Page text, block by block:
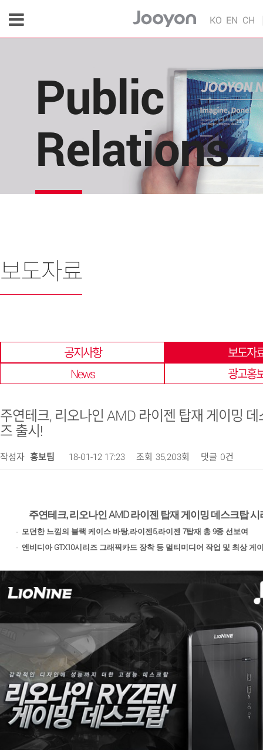
KO EN CH
Public
Relations
편리하게
한 곳에 모아 확인 할 수 있습니다.
보도자료
공지사항
보도자
News
광고홍
주연테크, 리오나인 AMD 라이젠 탑재 게이밍
즈 출시!
작성자 홍보팀 18-01-12 17:23 조회 35,203회 댓글 0건
주연테크,리오나인 AMD라이젠 탑재 게이밍 데스크탑 시
- 모던한 느낌의 블랙 케이스 바탕,라이젠5,라이젠 7탑재 총 9종 선보여
- 엔비디아 GTX10시리즈 그래픽카드 장착 등 멀티미디어 작업 및 최상 게